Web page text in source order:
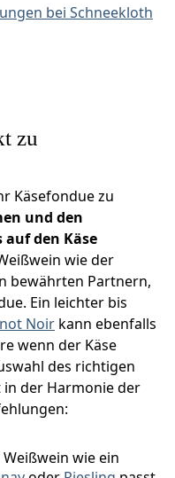
bei Schneekloth
zu
Käsefondue zu
und den
auf den Käse
wie der
bewährten Partnern,
Ein leichter bis
Noir kann ebenfalls
wenn der Käse
des richtigen
der Harmonie der
wie ein